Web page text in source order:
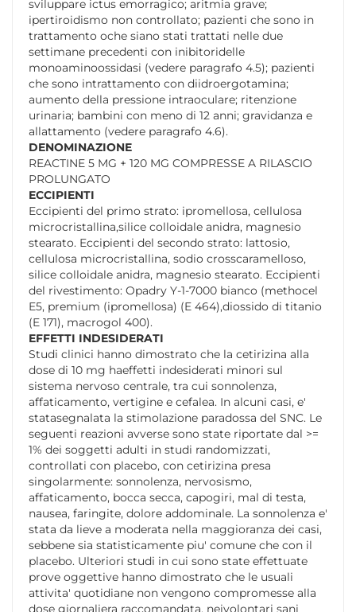
sviluppare ictus emorragico; aritmia grave;
ipertiroidismo non controllato; pazienti che sono in
trattamento oche siano stati trattati nelle due
settimane precedenti con inibitoridelle
monoaminoossidasi (vedere paragrafo 4.5); pazienti
che sono intrattamento con diidroergotamina;
aumento della pressione intraoculare; ritenzione
urinaria; bambini con meno di 12 anni; gravidanza e
allattamento (vedere paragrafo 4.6).
DENOMINAZIONE
REACTINE 5 MG + 120 MG COMPRESSE A RILASCIO
PROLUNGATO
ECCIPIENTI
Eccipienti del primo strato: ipromellosa, cellulosa
microcristallina,silice colloidale anidra, magnesio
stearato. Eccipienti del secondo strato: lattosio,
cellulosa microcristallina, sodio crosscaramelloso,
silice colloidale anidra, magnesio stearato. Eccipienti
del rivestimento: Opadry Y-1-7000 bianco (methocel
E5, premium (ipromellosa) (E 464),diossido di titanio
(E 171), macrogol 400).
EFFETTI INDESIDERATI
Studi clinici hanno dimostrato che la cetirizina alla
dose di 10 mg haeffetti indesiderati minori sul
sistema nervoso centrale, tra cui sonnolenza,
affaticamento, vertigine e cefalea. In alcuni casi, e'
statasegnalata la stimolazione paradossa del SNC. Le
seguenti reazioni avverse sono state riportate dal >=
1% dei soggetti adulti in studi randomizzati,
controllati con placebo, con cetirizina presa
singolarmente: sonnolenza, nervosismo,
affaticamento, bocca secca, capogiri, mal di testa,
nausea, faringite, dolore addominale. La sonnolenza e'
stata da lieve a moderata nella maggioranza dei casi,
sebbene sia statisticamente piu' comune che con il
placebo. Ulteriori studi in cui sono state effettuate
prove oggettive hanno dimostrato che le usuali
attivita' quotidiane non vengono compromesse alla
dose giornaliera raccomandata, neivolontari sani